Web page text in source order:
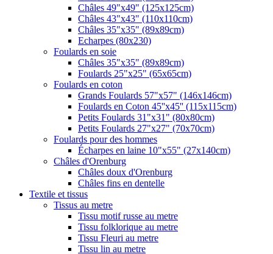
Châles 49"x49" (125x125cm)
Châles 43"x43" (110x110cm)
Châles 35"x35" (89x89cm)
Echarpes (80х230)
Foulards en soie
Châles 35"x35" (89x89cm)
Foulards 25"x25" (65x65cm)
Foulards en coton
Grands Foulards 57"x57" (146x146cm)
Foulards en Coton 45''x45'' (115x115cm)
Petits Foulards 31"x31" (80x80cm)
Petits Foulards 27"x27" (70x70cm)
Foulards pour des hommes
Écharpes en laine 10"x55" (27x140cm)
Châles d'Orenburg
Châles doux d'Orenburg
Châles fins en dentelle
Textile et tissus
Tissus au metre
Tissu motif russe au metre
Tissu folklorique au metre
Tissu Fleuri au metre
Tissu lin au metre